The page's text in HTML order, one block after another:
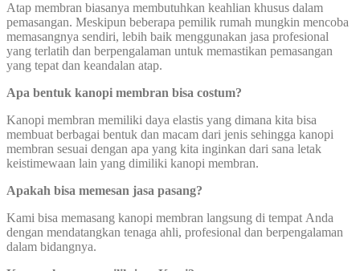
Atap membran biasanya membutuhkan keahlian khusus dalam
pemasangan. Meskipun beberapa pemilik rumah mungkin mencoba
memasangnya sendiri, lebih baik menggunakan jasa profesional
yang terlatih dan berpengalaman untuk memastikan pemasangan
yang tepat dan keandalan atap.
Apa bentuk kanopi membran bisa costum?
Kanopi membran memiliki daya elastis yang dimana kita bisa
membuat berbagai bentuk dan macam dari jenis sehingga kanopi
membran sesuai dengan apa yang kita inginkan dari sana letak
keistimewaan lain yang dimiliki kanopi membran.
Apakah bisa memesan jasa pasang?
Kami bisa memasang kanopi membran langsung di tempat Anda
dengan mendatangkan tenaga ahli, profesional dan berpengalaman
dalam bidangnya.